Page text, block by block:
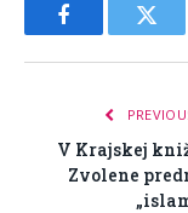
Facebook
V Krajskej
Zvolene